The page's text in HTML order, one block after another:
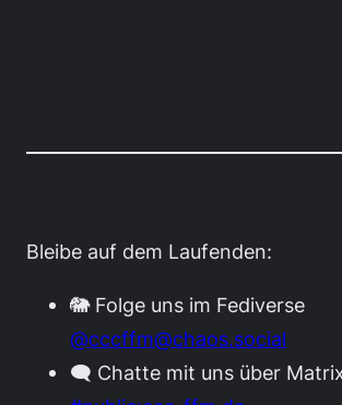
Bleibe auf dem Laufenden:
🐘 Folge uns im Fediverse
@cccffm@chaos.social
🗨️ Chatte mit uns über